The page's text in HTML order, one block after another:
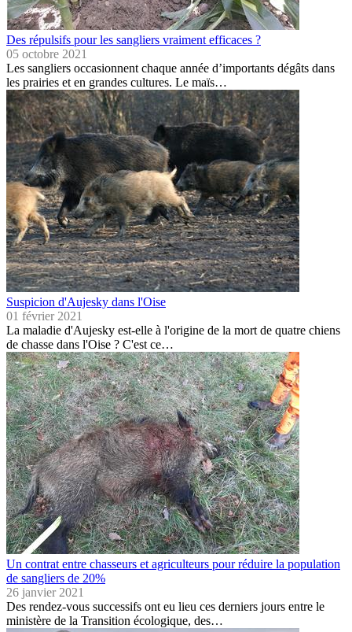
Des répulsifs pour les sangliers vraiment efficaces ?
05 octobre 2021
Les sangliers occasionnent chaque année d’importants dégâts dans
les prairies et en grandes cultures. Le maïs…
Suspicion d'Aujesky dans l'Oise
01 février 2021
La maladie d'Aujesky est-elle à l'origine de la mort de quatre chiens
de chasse dans l'Oise ? C'est ce…
Un contrat entre chasseurs et agriculteurs pour réduire la population
de sangliers de 20%
26 janvier 2021
Des rendez-vous successifs ont eu lieu ces derniers jours entre le
ministère de la Transition écologique, des…